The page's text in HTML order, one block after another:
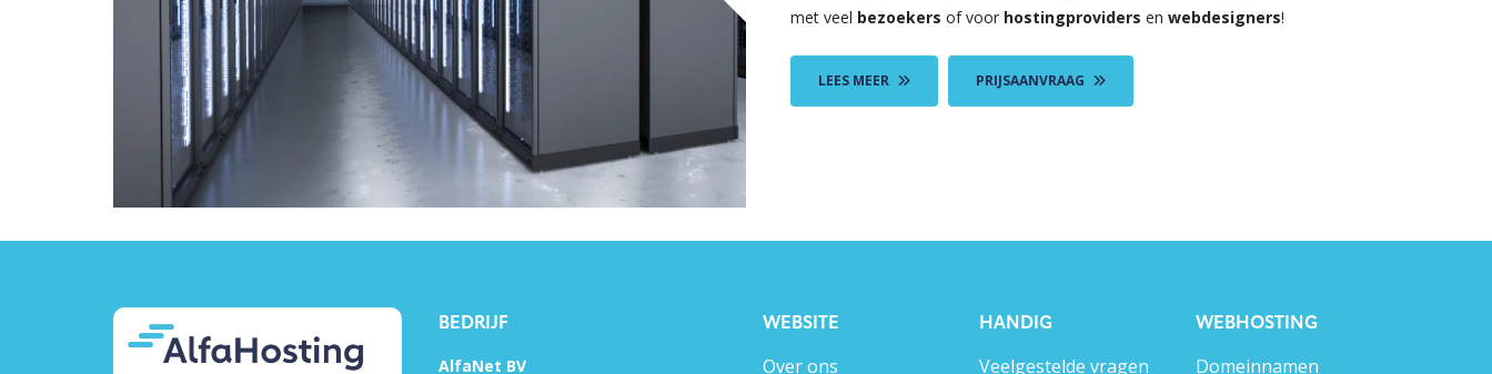
met veel bezoekers of voor hostingproviders en webdesigners!
LEES MEER PRIJSAANVRAAG
BEDRIJF
AlfaNet BV
WEBSITE
Over ons
HANDIG
Veelgestelde vragen
WEBHOSTING
Domeinnamen